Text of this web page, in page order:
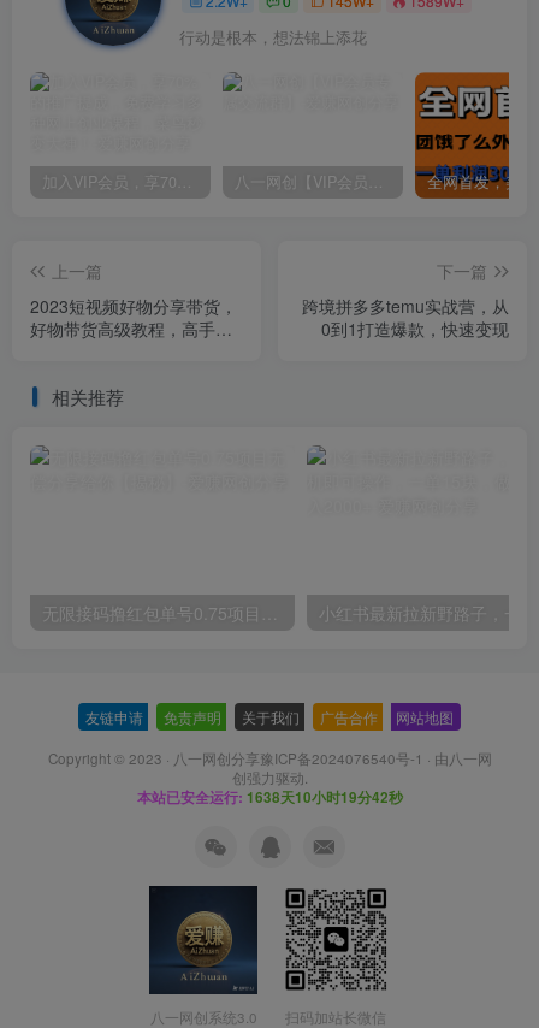
行动是根本，想法锦上添花
加入VIP会员，享70%的推广提成，免费学习多种网上创业课程，菜鸟秒变大神！ 八一网创【VIP会员专属交流群】
上一篇
2023短视频好物分享带货，
好物带货高级教程，高手一
下一篇
跨境拼多多temu实战营，从
0到1打造爆款，快速变现
相关推荐
无限接码撸红包单号0.75项目无偿分享给你【揭秘】
友链申请 免责声明 关于我们 广告合作 网站地图
Copyright © 2023 · 八一网创分享豫ICP备2024076540号-1 · 由八一网
创强力驱动.
本站已安全运行: 1638天10小时19分43秒
八一网创系统3.0 扫码加站长微信